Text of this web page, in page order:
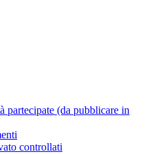
partecipate (da pubblicare in
controllati